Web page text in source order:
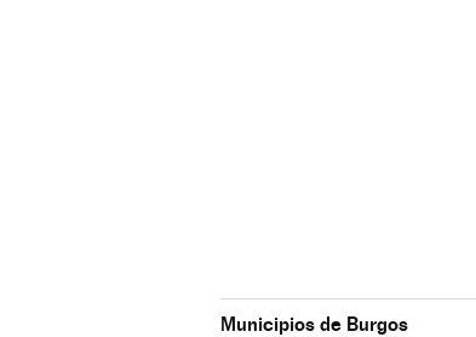
Municipios de Burgos